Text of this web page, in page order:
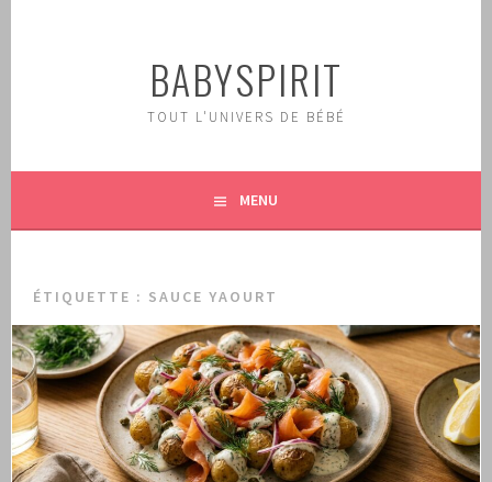
BABYSPIRIT
TOUT L'UNIVERS DE BÉBÉ
MENU
ÉTIQUETTE : SAUCE YAOURT